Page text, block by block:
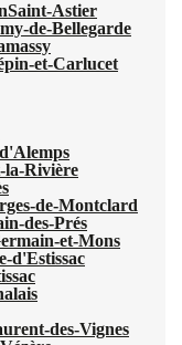
Saint-Astier
de-Bellegarde
et-Carlucet
la-Rivière
de-Montclard
des-Prés
et-Mons
d'Estissac
des-Vignes